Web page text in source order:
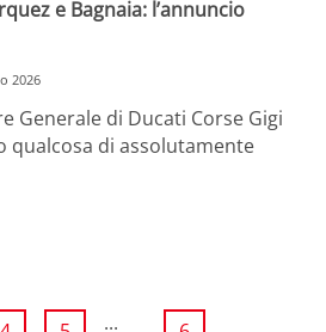
e Bagnaia: l’annuncio
2026
Generale di Ducati Corse Gigi
qualcosa di assolutamente
...